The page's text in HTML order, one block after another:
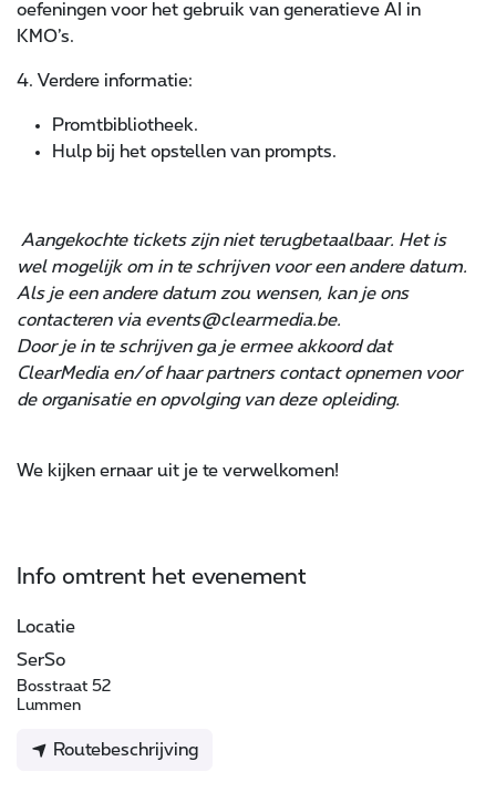
oefeningen voor het gebruik van generatieve AI in
KMO’s.
4. Verdere informatie:
Promtbibliotheek.
Hulp bij het opstellen van prompts.
Aangekochte tickets zijn niet terugbetaalbaar. Het is
wel mogelijk om in te schrijven voor een andere datum.
Als je een andere datum zou wensen, kan je ons
contacteren via events@clearmedia.be.
Door je in te schrijven ga je ermee akkoord dat
ClearMedia en/of haar partners contact opnemen voor
de organisatie en opvolging van deze opleiding.
We kijken ernaar uit je te verwelkomen!
Info omtrent het evenement
Locatie
SerSo
Bosstraat 52
Lummen
Routebeschrijving